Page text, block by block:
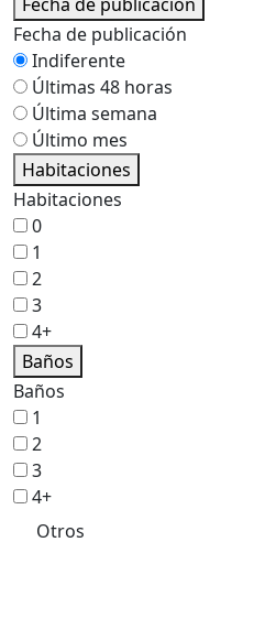
Fecha de publicación
Indiferente
Últimas 48 horas
Última semana
Último mes
Habitaciones
Habitaciones
0
1
2
3
4+
Baños
Baños
1
2
3
4+
Otros